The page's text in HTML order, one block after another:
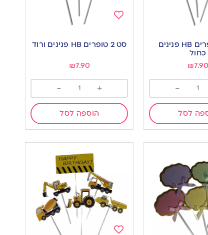
סט 2 טופרים HB פנינים
כחול
₪7.90
-
לסל
to
סט 2 טופרים HB פנינים ורוד
₪7.90
+
-
הוספה לסל